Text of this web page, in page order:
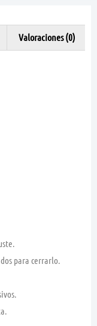
Valoraciones (0)
para cerrarlo.